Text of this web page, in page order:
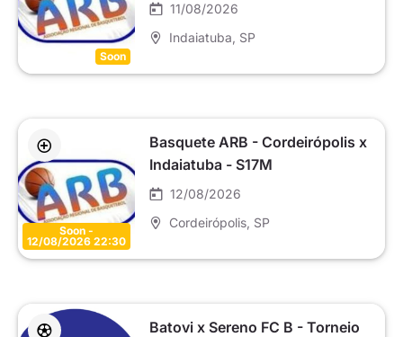
Soon
11/08/2026
Indaiatuba , SP
Soon -
12/08/2026 22:30
Basquete ARB - Cordeirópolis x
Indaiatuba - S17M
12/08/2026
Cordeirópolis , SP
Batovi x Sereno FC B - Torneio